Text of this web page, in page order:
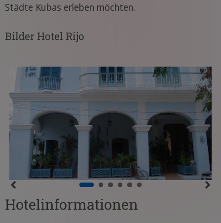
Städte Kubas erleben möchten.
Bilder Hotel Rijo
Hotelinformationen